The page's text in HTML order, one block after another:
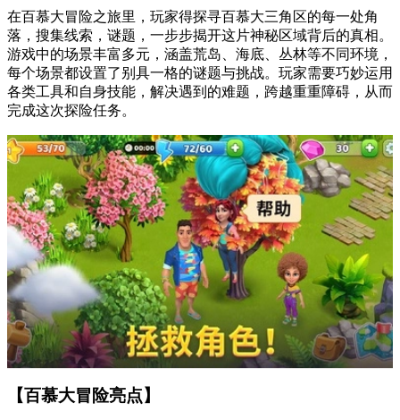
在百慕大冒险之旅里，玩家得探寻百慕大三角区的每一处角
落，搜集线索，谜题，一步步揭开这片神秘区域背后的真相。
游戏中的场景丰富多元，涵盖荒岛、海底、丛林等不同环境，
每个场景都设置了别具一格的谜题与挑战。玩家需要巧妙运用
各类工具和自身技能，解决遇到的难题，跨越重重障碍，从而
完成这次探险任务。
【百慕大冒险亮点】